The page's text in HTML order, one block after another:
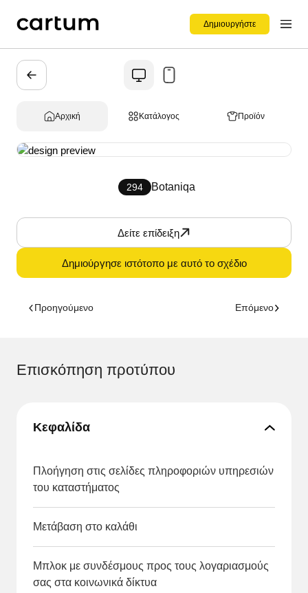
Δημιουργήστε
Αρχική Κατάλογος Προϊόν
294 Botaniqa
Δείτε επίδειξη
Δημιούργησε ιστότοπο με αυτό το σχέδιο
Προηγούμενο Επόμενο
Επισκόπηση προτύπου
Κεφαλίδα
Πλοήγηση στις σελίδες πληροφοριών υπηρεσιών
του καταστήματος
Μετάβαση στο καλάθι
Μπλοκ με συνδέσμους προς τους λογαριασμούς
σας στα κοινωνικά δίκτυα